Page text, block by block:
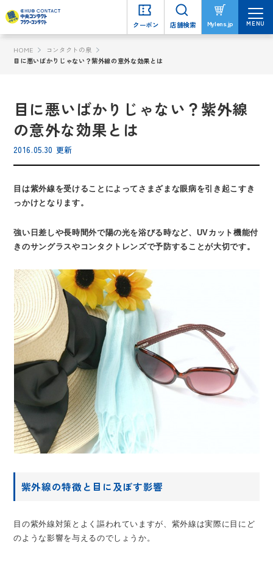
クーポン 店舗検索 Mylens.jp MENU
HOME
コンタクトの泉
目に悪いばかりじゃない？紫外線の意外な効果とは
目に悪いばかりじゃない？紫外線
の意外な効果とは
2016.05.30 更新
目は紫外線を受けることによってさまざまな眼病を引き起こすき
っかけとなります。
強い日差しや長時間外で陽の光を浴びる時など、UVカット機能付
きのサングラスやコンタクトレンズで予防することが大切です。
紫外線の特徴と目に及ぼす影響
目の紫外線対策とよく謳われていますが、紫外線は実際に目にど
のような影響を与えるのでしょうか。
クーポン 店舗検索 Mylens.jp MENU